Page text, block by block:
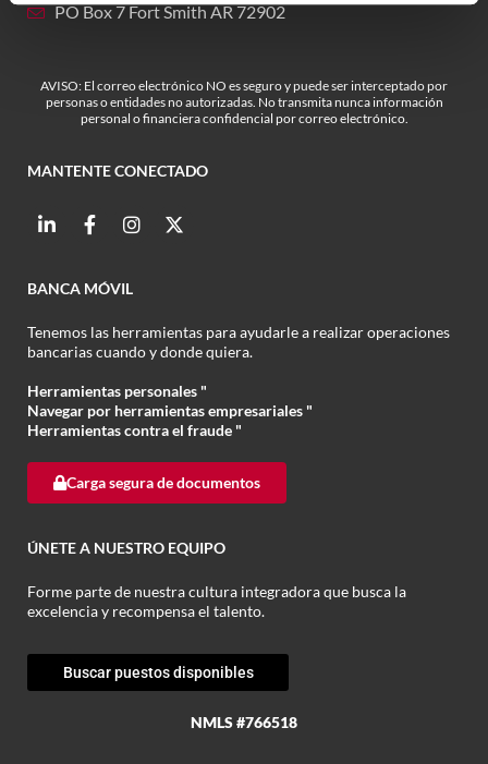
PO Box 7 Fort Smith AR 72902
AVISO: El correo electrónico NO es seguro y puede ser interceptado por
personas o entidades no autorizadas. No transmita nunca información
personal o financiera confidencial por correo electrónico.
MANTENTE CONECTADO
BANCA MÓVIL
Tenemos las herramientas para ayudarle a realizar operaciones
bancarias cuando y donde quiera.
Herramientas personales "
Navegar por herramientas empresariales "
Herramientas contra el fraude "
Carga segura de documentos
ÚNETE A NUESTRO EQUIPO
Forme parte de nuestra cultura integradora que busca la
excelencia y recompensa el talento.
Buscar puestos disponibles
NMLS #766518